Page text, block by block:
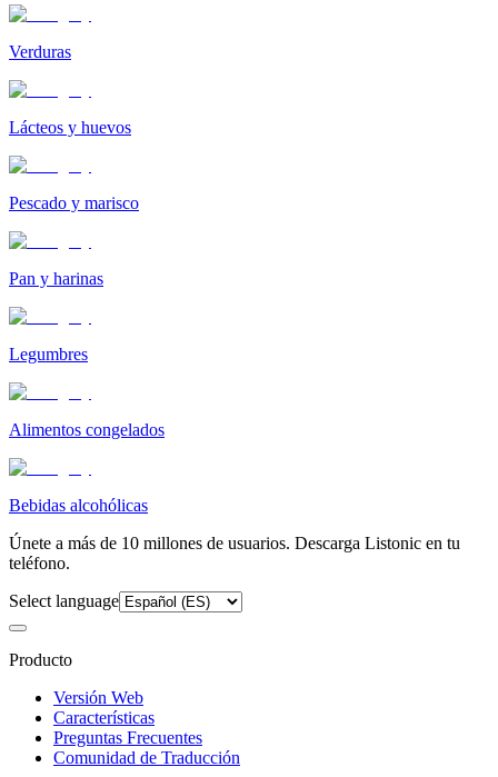
Verduras
Lácteos y huevos
Pescado y marisco
Pan y harinas
Legumbres
Alimentos congelados
Bebidas alcohólicas
Únete a más de 10 millones de usuarios. Descarga Listonic en tu
teléfono.
Select language
Producto
Versión Web
Características
Preguntas Frecuentes
Comunidad de Traducción